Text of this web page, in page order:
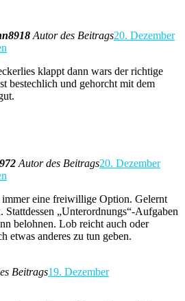
Autor des Beitrags20. Dezember
klappt dann wars der richtige
bestechlich und gehorcht mit dem
Autor des Beitrags20. Dezember
eine freiwillige Option. Gelernt
„Unterordnungs“-Aufgaben
belohnen. Lob reicht auch oder
etwas anderes zu tun geben.
Beitrags19. Dezember